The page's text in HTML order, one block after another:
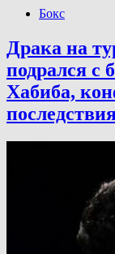
Бокс
Драка на
подрался с
Хабиба,